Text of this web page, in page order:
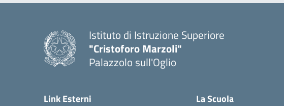
Istituto di Istruzione Superiore
"Cristoforo Marzoli"
Palazzolo sull'Oglio
Link Esterni La Scuola